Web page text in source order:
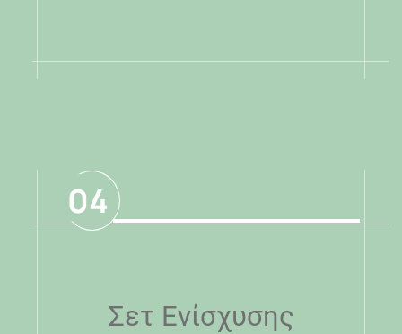
.
04
Σετ Ενίσχυσης